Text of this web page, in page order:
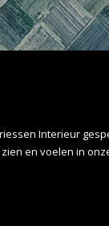
Interieur
en voelen in